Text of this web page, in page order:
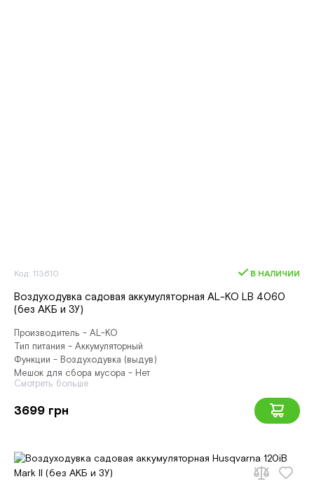
Код: 113610 В НАЛИЧИИ
Воздуходувка садовая аккумуляторная AL-KO LB 4060
(без АКБ и ЗУ)
Производитель - AL-KO
Тип питания - Аккумуляторный
Функции - Воздуходувка (выдув)
Мешок для сбора мусора - Нет
Смотреть больше
3699 грн